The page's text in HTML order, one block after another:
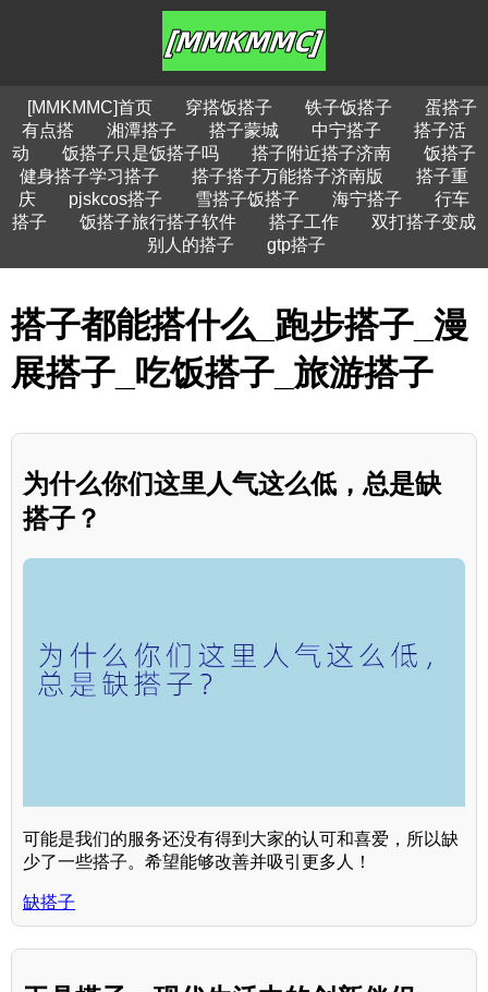
[MMKMMC]首页 穿搭饭搭子 铁子饭搭子
蛋搭子
有点搭
湘潭搭子 搭子蒙城 中宁搭子
搭子活
动
饭搭子只是饭搭子吗 搭子附近搭子济南
饭搭子
健身搭子学习搭子
搭子搭子万能搭子济南版
搭子重
庆
pjskcos搭子 雪搭子饭搭子 海宁搭子
行车
搭子
饭搭子旅行搭子软件 搭子工作
双打搭子变成
别人的搭子
gtp搭子
搭子都能搭什么_跑步搭子_漫
展搭子_吃饭搭子_旅游搭子
为什么你们这里人气这么低，总是缺
搭子？
可能是我们的服务还没有得到大家的认可和喜爱，所以缺
少了一些搭子。希望能够改善并吸引更多人！
缺搭子